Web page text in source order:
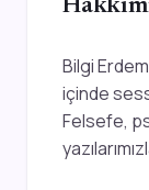
Bilgi
içinde
Felsefe,